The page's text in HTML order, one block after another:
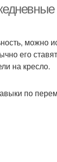
можно
его
на кресло.
по